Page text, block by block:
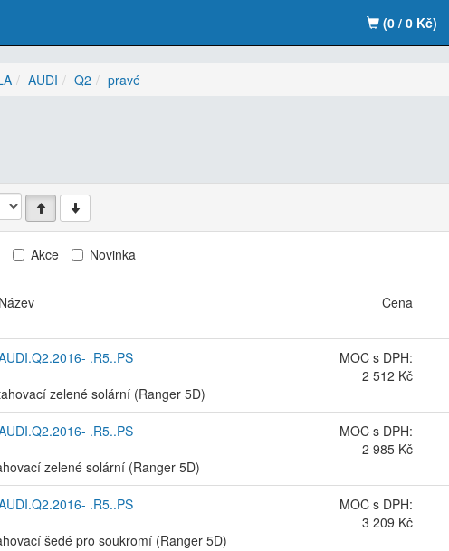
(0 / 0 Kč)
AUDI Q2 pravé
Akce Novinka
Název Cena
.R5..PS
MOC s DPH:
2 512 Kč
zelené solární (Ranger 5D)
.R5..PS
MOC s DPH:
2 985 Kč
zelené solární (Ranger 5D)
.R5..PS
MOC s DPH:
3 209 Kč
šedé pro soukromí (Ranger 5D)